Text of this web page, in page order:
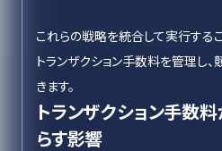
これらの戦略を統合して実行する
トランザクション手数料を管理し
きます。
トランザクション手数
らす影響